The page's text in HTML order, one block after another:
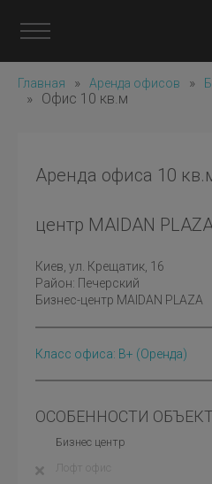
Главная » Аренда офисов »
» Офис 10 кв.м
Аренда офиса 10
центр MAIDAN
Киев , ул. Крещатик, 16
Район: Печерский
Бизнес-центр MAIDAN PLAZA
Класс офиса: B+ (оренда)
ОСОБЕННОСТИ
Бизнес центр
Лофт офис